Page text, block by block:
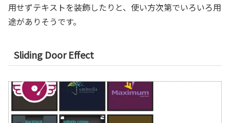
用せずテキストを装飾したりと、使い方次第でいろいろ用
途がありそうです。
Sliding Door Effect